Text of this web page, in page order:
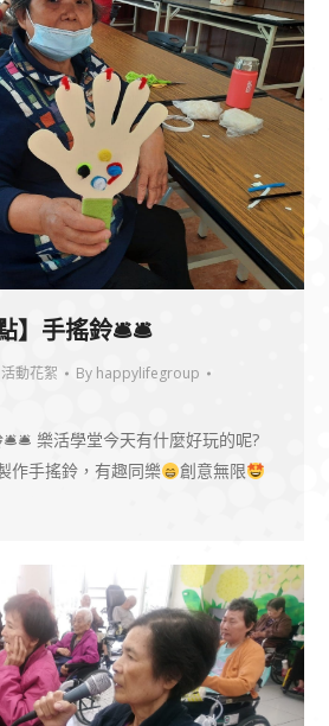
點】手搖鈴🛎🛎
活動花絮 By happylifegroup
樂活學堂今天有什麼好玩的呢?
作手搖鈴，有趣同樂
創意無限